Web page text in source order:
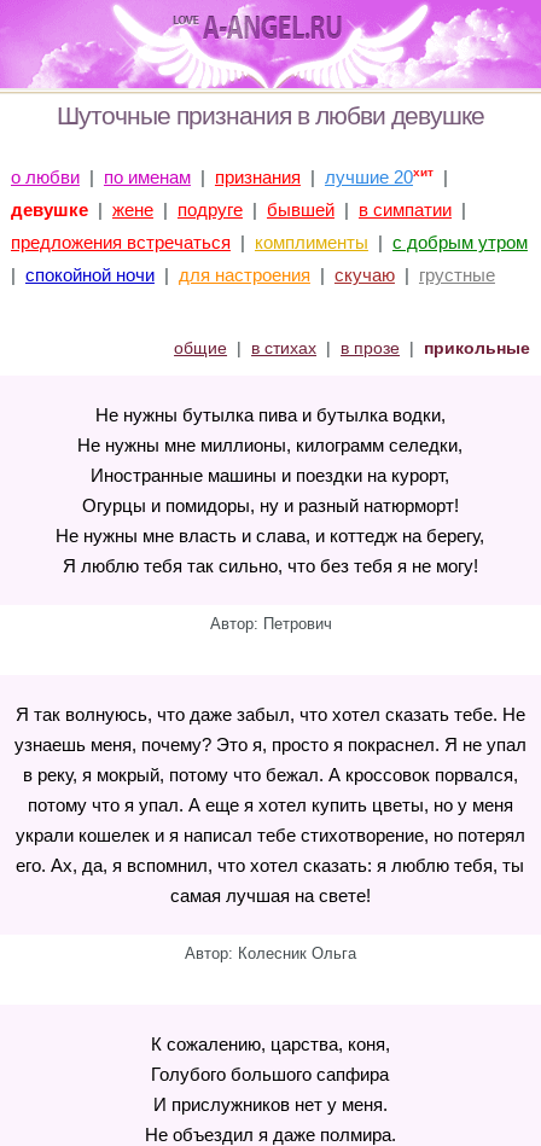
Шуточные признания в любви девушке
о любви| по именам| признания | лучшие 20хит|
девушке| жене| подруге| бывшей| в симпатии|
предложения встречаться | комплименты | с добрым утром
| спокойной ночи| для настроения | скучаю| грустные
общие | в стихах | в прозе | прикольные
Не нужны бутылка пива и бутылка водки,
Не нужны мне миллионы, килограмм селедки,
Иностранные машины и поездки на курорт,
Огурцы и помидоры, ну и разный натюрморт!
Не нужны мне власть и слава, и коттедж на берегу,
Я люблю тебя так сильно, что без тебя я не могу!
Автор: Петрович
Я так волнуюсь, что даже забыл, что хотел сказать тебе. Не
узнаешь меня, почему? Это я, просто я покраснел. Я не упал
в реку, я мокрый, потому что бежал. А кроссовок порвался,
потому что я упал. А еще я хотел купить цветы, но у меня
украли кошелек и я написал тебе стихотворение, но потерял
его. Ах, да, я вспомнил, что хотел сказать: я люблю тебя, ты
самая лучшая на свете!
Автор: Колесник Ольга
К сожалению, царства, коня,
Голубого большого сапфира
И прислужников нет у меня.
Не объездил я даже полмира.